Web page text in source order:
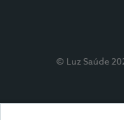
© Luz Saúde